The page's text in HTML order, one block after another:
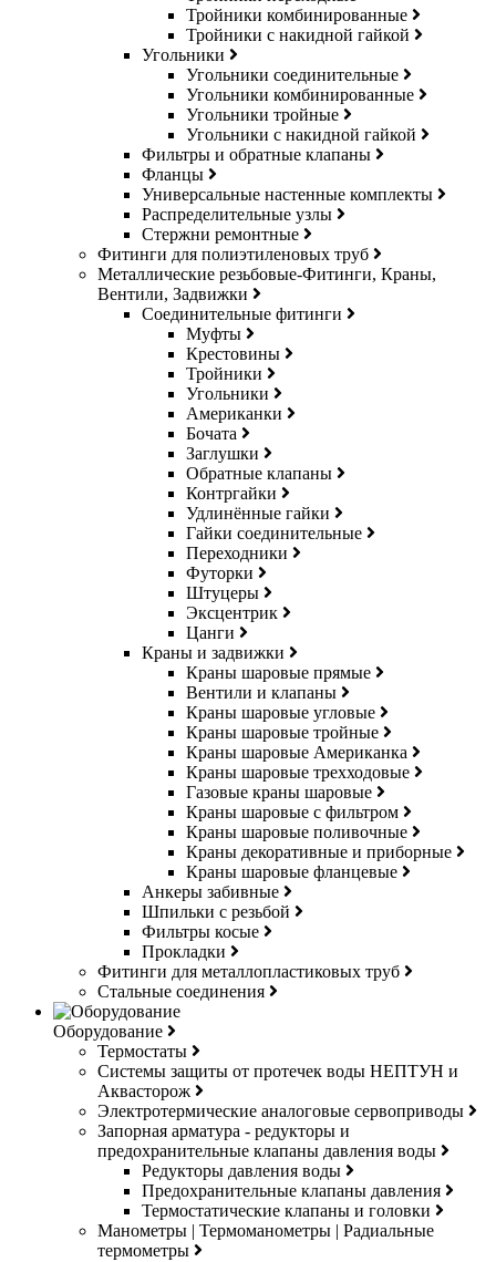
Тройники комбинированные
Тройники с накидной гайкой
Угольники
Угольники соединительные
Угольники комбинированные
Угольники тройные
Угольники с накидной гайкой
Фильтры и обратные клапаны
Фланцы
Универсальные настенные комплекты
Распределительные узлы
Стержни ремонтные
Фитинги для полиэтиленовых труб
Металлические резьбовые-Фитинги, Краны,
Вентили, Задвижки
Соединительные фитинги
Муфты
Крестовины
Тройники
Угольники
Американки
Бочата
Заглушки
Обратные клапаны
Контргайки
Удлинённые гайки
Гайки соединительные
Переходники
Футорки
Штуцеры
Эксцентрик
Цанги
Краны и задвижки
Краны шаровые прямые
Вентили и клапаны
Краны шаровые угловые
Краны шаровые тройные
Краны шаровые Американка
Краны шаровые трехходовые
Газовые краны шаровые
Краны шаровые с фильтром
Краны шаровые поливочные
Краны декоративные и приборные
Краны шаровые фланцевые
Анкеры забивные
Шпильки с резьбой
Фильтры косые
Прокладки
Фитинги для металлопластиковых труб
Стальные соединения
Оборудование
Термостаты
Системы защиты от протечек воды НЕПТУН и
Аквасторож
Электротермические аналоговые сервоприводы
Запорная арматура - редукторы и
предохранительные клапаны давления воды
Редукторы давления воды
Предохранительные клапаны давления
Термостатические клапаны и головки
Манометры | Термоманометры | Радиальные
термометры